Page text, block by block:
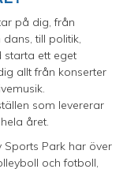
på dig, från
till politik,
starta ett eget
allt från konserter
som levererar
året.
Sports Park har över
och fotboll,